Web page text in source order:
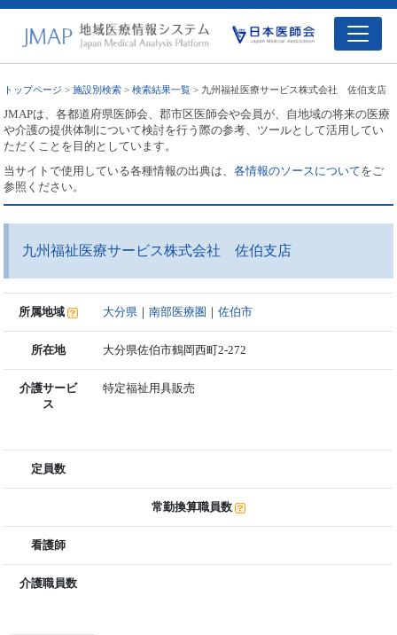
トップページ >施設別検索 >検索結果一覧 > 九州福祉医療サービス株式会社 佐伯支店
JMAPは、各都道府県医師会、郡市区医師会や会員が、自地域の将来の医療
や介護の提供体制について検討を行う際の参考、ツールとして活用してい
ただくことを目的としています。
当サイトで使用している各種情報の出典は、各情報のソースについてをご
参照ください。
九州福祉医療サービス株式会社 佐伯支店
所属地域 大分県 ｜南部医療圏 ｜佐伯市
所在地 大分県佐伯市鶴岡西町2-272
介護サービ
ス
特定福祉用具販売
定員数
常勤換算職員数
看護師
介護職員数